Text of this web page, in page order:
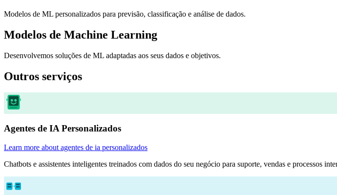
Modelos de ML personalizados para previsão, classificação e análise de dados.
Modelos de Machine Learning
Desenvolvemos soluções de ML adaptadas aos seus dados e objetivos.
Outros serviços
Agentes de IA Personalizados
Learn more about agentes de ia personalizados
Chatbots e assistentes inteligentes treinados com dados do seu negócio para suporte, vendas e processos